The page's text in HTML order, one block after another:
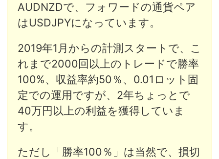
AUDNZDで、フォワードの通貨ペア
はUSDJPYになっています。
2019年1月からの計測スタートで、こ
れまで2000回以上のトレードで勝率
100%、収益率約50％、0.01ロット固
定での運用ですが、2年ちょっとで
40万円以上の利益を獲得していま
す。
ただし「勝率100％」は当然で、損切